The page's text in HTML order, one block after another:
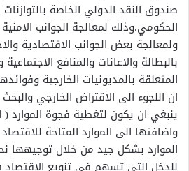
صندوق النقد الدولي الخاصة
الحكومي.وذلك لمعالجة الجوانب الامنية
ولمعالجة بعض الجوانب الاقتصادية
بالبطالة والاعانات والمنافع الاجتماعية
المتعلقة بالمديونيات الخارجية
ان اللجوء الى الاقتراض الخارجي
ينبغي ان يكون لتغطية فجوة الموارد (
واضافتها الى الموارد المتاحة
الموارد بشكل جيد من خلال توجيهها
للدخل التي تسهم في تنويع الاقتصاد